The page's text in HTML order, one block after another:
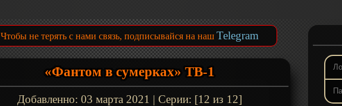
Чтобы не терять с нами связь, подписывайся на наш Telegram
«Фантом в сумерках» ТВ-1
Добавленно: 03 марта 2021 | Серии: [12 из 12]